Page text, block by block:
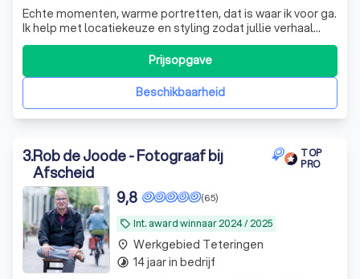
Echte momenten, warme portretten, dat is waar ik voor ga.
Ik help met locatiekeuze en styling zodat jullie verhaal
zichtbaar wordt voor toekomstige generaties....
Beschikbaarheid
Prijsopgave
3.Rob de Joode - Fotograaf bij
Afscheid
TOP
PRO
local_offer Int. award winnaar 2024 / 2025
(65)
9,8
place Werkgebied Teteringen
timelapse 14 jaar in bedrijf